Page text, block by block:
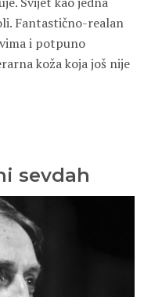
Fantastično-realan
i potpuno
koža koja još nije
sevdah